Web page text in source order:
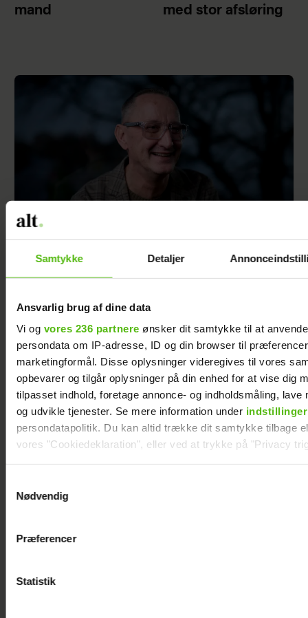
Samtykke Detaljer
Ansvarlig brug af dine data
Vi og vores 236 partnere ønsker dit samtykke til at
persondata om IP-adresse, ID og din browser til
marketingformål. Disse oplysninger videregives til vores
opbevarer og tilgår oplysninger på din enhed for at vise dig
tilpasset indhold, foretage annonce- og indholdsmåling, lave
og udvikle tjenester. Se mere information under indstillinger
persondatapolitik. Du kan altid trække dit samtykke tilbage
vores "Cookiedeklaration", eller ved at trykke på "Privacy
Vi anvender egne cookies og cookies fra tredjeparter til at
generere statistik og huske dine præferencer samt til brug
Nødvendig
Præferencer
Statistik
mand
med stor afsløring
Jesper Skibby deler stor familieglæde: Skal